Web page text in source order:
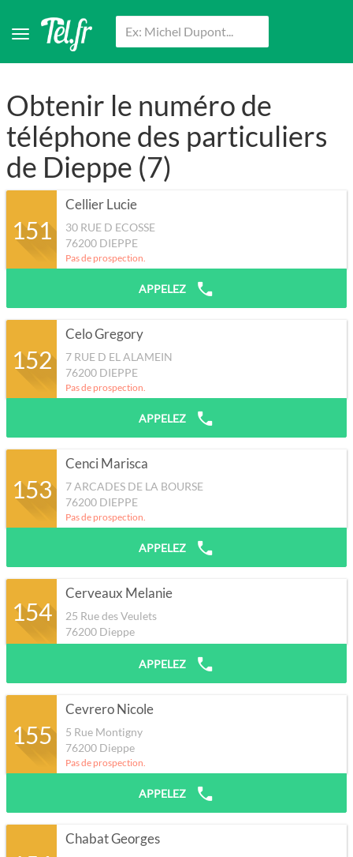
Obtenir le numéro de
téléphone des particuliers
de Dieppe (7)
151
Cellier Lucie
30 RUE D ECOSSE
76200 DIEPPE
Pas de prospection.
APPELEZ
152
Celo Gregory
7 RUE D EL ALAMEIN
76200 DIEPPE
Pas de prospection.
APPELEZ
153
Cenci Marisca
7 ARCADES DE LA BOURSE
76200 DIEPPE
Pas de prospection.
APPELEZ
154
Cerveaux Melanie
25 Rue des Veulets
76200 Dieppe
APPELEZ
155
Cevrero Nicole
5 Rue Montigny
76200 Dieppe
Pas de prospection.
APPELEZ
Chabat Georges